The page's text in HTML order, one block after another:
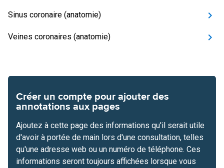
Sinus coronaire (anatomie)
Veines coronaires (anatomie)
Créer un compte pour ajouter des
annotations aux pages
Ajoutez à cette page des informations qu'il serait utile
d'avoir à portée de main lors d'une consultation, telles
qu'une adresse web ou un numéro de téléphone. Ces
informations seront toujours affichées lorsque vous